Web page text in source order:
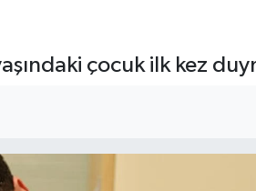
çocuk ilk kez